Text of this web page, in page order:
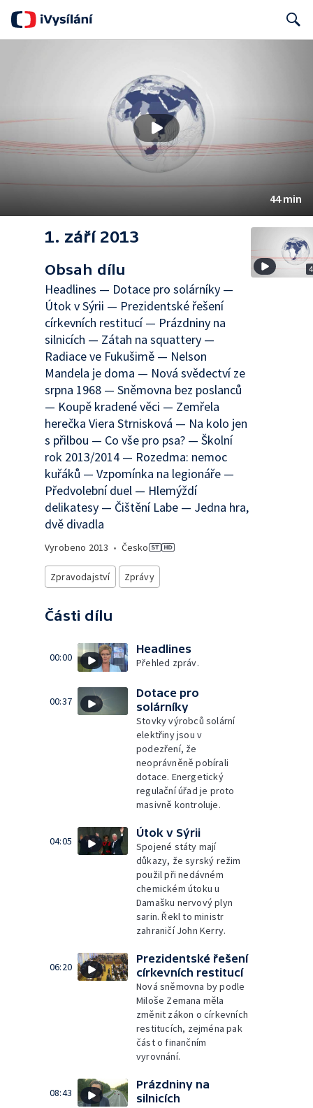
44 min
1. září 2013
Obsah dílu
Headlines — Dotace pro solárníky —
Útok v Sýrii — Prezidentské řešení
církevních restitucí — Prázdniny na
silnicích — Zátah na squattery —
Radiace ve Fukušimě — Nelson
Mandela je doma — Nová svědectví ze
srpna 1968 — Sněmovna bez poslanců
— Koupě kradené věci — Zemřela
herečka Viera Strnisková — Na kolo jen
s přilbou — Co vše pro psa? — Školní
rok 2013/2014 — Rozedma: nemoc
kuřáků — Vzpomínka na legionáře —
Předvolební duel — Hlemýždí
delikatesy — Čištění Labe — Jedna hra,
dvě divadla
Vyrobeno 2013 • Česko
Zpravodajství Zprávy
Části dílu
00:00
Headlines
Přehled zpráv.
00:37
Dotace pro
solárníky
Stovky výrobců solární
elektřiny jsou v
podezření, že
neoprávněně pobírali
dotace. Energetický
regulační úřad je proto
masivně kontroluje.
04:05
Útok v Sýrii
Spojené státy mají
důkazy, že syrský režim
použil při nedávném
chemickém útoku u
Damašku nervový plyn
sarin. Řekl to ministr
zahraničí John Kerry.
06:20
Prezidentské řešení
církevních restitucí
Nová sněmovna by podle
Miloše Zemana měla
změnit zákon o církevních
restitucích, zejména pak
část o finančním
vyrovnání.
08:43
Prázdniny na
silnicích